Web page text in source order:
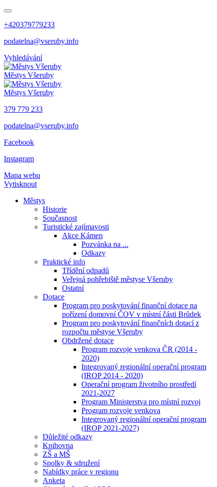
+420379779233
podatelna@vseruby.info
Vyhledávání
Městys Všeruby
Městys Všeruby
379 779 233
podatelna@vseruby.info
Facebook
Instagram
Mapa webu
Vytisknout
Městys
Historie
Současnost
Turistické zajímavosti
Akce Kámen
Pozvánka na ...
Odkazy
Praktické info
Třídění odpadů
Veřejná pohřebiště městyse Všeruby
Ostatní
Dotace
Program pro poskytování finanční dotace na
pořízení domovní ČOV v místní části Brůdek
Program pro poskytování finančních dotací z
rozpočtu městyse Všeruby
Obdržené dotace
Program rozvoje venkova ČR (2014 -
2020)
Integrovaný regionální operační program
(IROP 2014 - 2020)
Operační program životního prostředí
2021-2027
Program Ministerstva pro místní rozvoj
Program rozvoje venkova
Integrovaný regionální operační program
(IROP 2021-2027)
Důležité odkazy
Knihovna
ZŠ a MŠ
Spolky & sdružení
Nabídky práce v regionu
Anketa